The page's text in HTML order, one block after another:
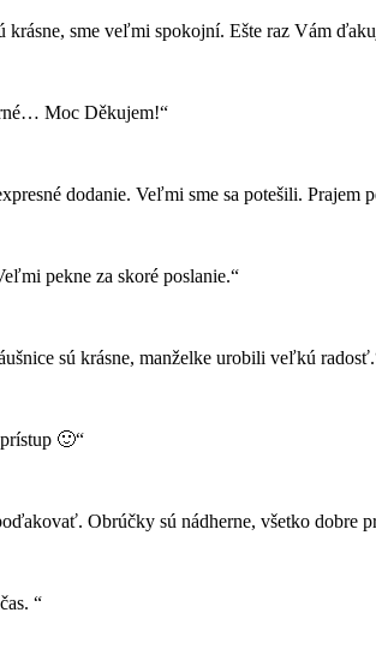
sme veľmi spokojní. Ešte raz Vám
Moc Děkujem!“
dodanie. Veľmi sme sa potešili.
pekne za skoré poslanie.“
sú krásne, manželke urobili veľkú
🙂“
Obrúčky sú nádherne, všetko dobre
“